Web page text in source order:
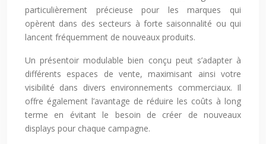
particulièrement précieuse pour les marques qui
opèrent dans des secteurs à forte saisonnalité ou qui
lancent fréquemment de nouveaux produits.
Un présentoir modulable bien conçu peut s’adapter à
différents espaces de vente, maximisant ainsi votre
visibilité dans divers environnements commerciaux. Il
offre également l’avantage de réduire les coûts à long
terme en évitant le besoin de créer de nouveaux
displays pour chaque campagne.